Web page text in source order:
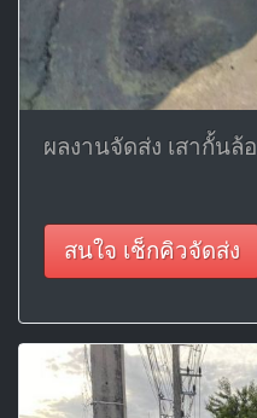
ผลงานจัดส่ง เสากั้นล้อ
สนใจ เช็กคิวจัดส่ง